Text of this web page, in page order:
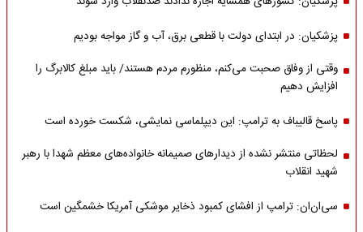
پزشکیان: در ابتدای دولت با قطعی برق، آب و گاز مواجه بودیم
وقتی از وفاق صحبت می‌کنم، منظورم مردم هستند/ باید مبلغ کالابرگ را
افزایش دهیم
پاسخ قالیباف به ترامپ: این دیپلماسی نمایشی، شکست خورده است
لحظاتی منتشر نشده از دیدارهای صمیمانه خانواده‌های معظم شهدا با رهبر
شهید انقلاب
سی‌ان‌ان: ترامپ از افشای کمبود ذخایر موشکی آمریکا خشمگین است